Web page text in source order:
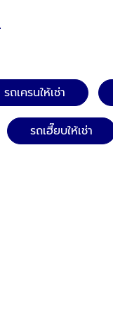
รถเครนให้เช่า
รถเฮี๊ยบให้เช่า